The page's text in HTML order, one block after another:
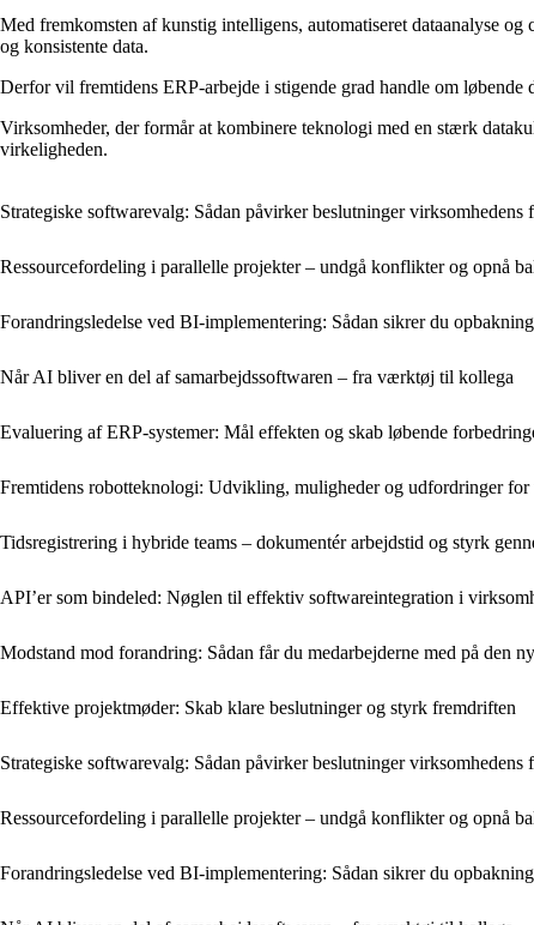
Med fremkomsten af kunstig intelligens, automatiseret dataanalyse
og konsistente data.
Derfor vil fremtidens ERP-arbejde i stigende grad handle om
Virksomheder, der formår at kombinere teknologi med en stærk
virkeligheden.
Strategiske softwarevalg: Sådan påvirker beslutninger virksomhedens
Ressourcefordeling i parallelle projekter – undgå konflikter og opnå
Forandringsledelse ved BI-implementering: Sådan sikrer du
Når AI bliver en del af samarbejdssoftwaren – fra værktøj til kollega
Evaluering af ERP-systemer: Mål effekten og skab løbende
Fremtidens robotteknologi: Udvikling, muligheder og udfordringer for
Tidsregistrering i hybride teams – dokumentér arbejdstid og styrk
API’er som bindeled: Nøglen til effektiv softwareintegration i
Modstand mod forandring: Sådan får du medarbejderne med på den
Effektive projektmøder: Skab klare beslutninger og styrk fremdriften
Strategiske softwarevalg: Sådan påvirker beslutninger virksomhedens
Ressourcefordeling i parallelle projekter – undgå konflikter og opnå
Forandringsledelse ved BI-implementering: Sådan sikrer du